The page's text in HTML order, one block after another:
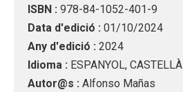
ISBN : 978-84-1052-401-9
Data d'edició : 01/10/2024
Any d'edició : 2024
Idioma : ESPANYOL, CASTELLÀ
Autor@s : Alfonso Mañas